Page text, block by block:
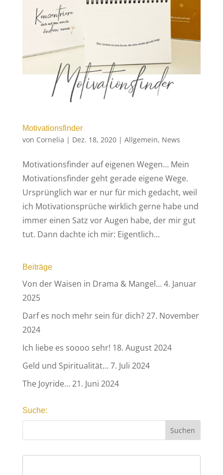
Motivationsfinder
von Cornelia | Dez. 18, 2020| Allgemein, News
Motivationsfinder auf eigenen Wegen… Mein
Motivationsfinder geht gerade eigene Wege.
Ursprünglich war er nur für mich gedacht, weil
ich Motivationsprüche wirklich gerne habe und
immer einen Satz vor Augen habe, der mir gut
tut. Dann dachte ich mir: Eigentlich...
Beiträge
Von der Waisen in Drama & Mangel…4. Januar
2025
Darf es noch mehr sein für dich?27. November
2024
Ich liebe es soooo sehr! 18. August 2024
Geld und Spiritualität…7. Juli 2024
The Joyride…21. Juni 2024
Suche: